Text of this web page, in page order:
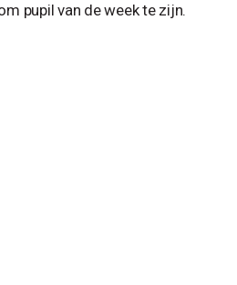
pupil van de week te zijn.